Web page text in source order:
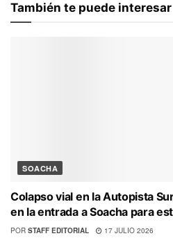
También te puede interesar
SOACHA
Colapso vial en la Autopista
en la entrada a Soacha para
POR STAFF EDITORIAL 17 JULIO 2026